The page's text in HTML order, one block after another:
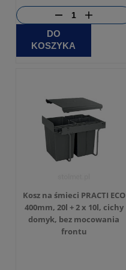
DO
KOSZYKA
Kosz na śmieci PRACTI ECO
400mm, 20l + 2 x 10l, cichy
domyk, bez mocowania
frontu